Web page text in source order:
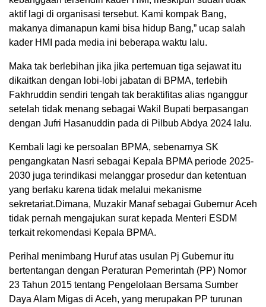
aktif lagi di organisasi tersebut. Kami kompak Bang,
makanya dimanapun kami bisa hidup Bang,” ucap salah
kader HMI pada media ini beberapa waktu lalu.
Maka tak berlebihan jika jika pertemuan tiga sejawat itu
dikaitkan dengan lobi-lobi jabatan di BPMA, terlebih
Fakhruddin sendiri tengah tak beraktifitas alias nganggur
setelah tidak menang sebagai Wakil Bupati berpasangan
dengan Jufri Hasanuddin pada di Pilbub Abdya 2024 lalu.
Kembali lagi ke persoalan BPMA, sebenarnya SK
pengangkatan Nasri sebagai Kepala BPMA periode 2025-
2030 juga terindikasi melanggar prosedur dan ketentuan
yang berlaku karena tidak melalui mekanisme
sekretariat.Dimana, Muzakir Manaf sebagai Gubernur Aceh
tidak pernah mengajukan surat kepada Menteri ESDM
terkait rekomendasi Kepala BPMA.
Perihal menimbang Huruf atas usulan Pj Gubernur itu
bertentangan dengan Peraturan Pemerintah (PP) Nomor
23 Tahun 2015 tentang Pengelolaan Bersama Sumber
Daya Alam Migas di Aceh, yang merupakan PP turunan